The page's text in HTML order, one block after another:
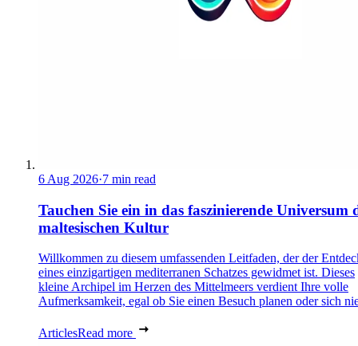
6 Aug 2026·7 min read
Tauchen Sie ein in das faszinierende Universum
maltesischen Kultur
Willkommen zu diesem umfassenden Leitfaden, der der
eines einzigartigen mediterranen Schatzes gewidmet ist. Dieses
kleine Archipel im Herzen des Mittelmeers verdient Ihre volle
Aufmerksamkeit, egal ob Sie einen Besuch planen oder sich
ArticlesRead more